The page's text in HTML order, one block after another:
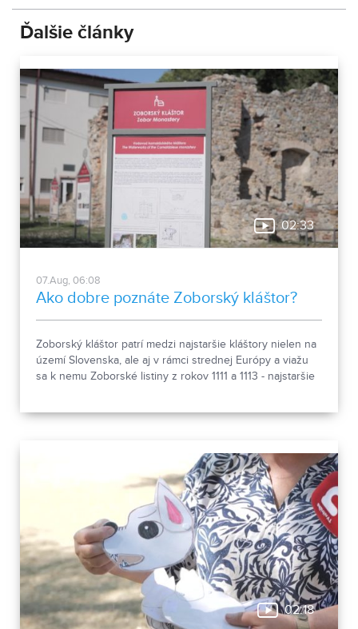
Ďalšie články
02:33
07.Aug, 06:08
Ako dobre poznáte Zoborský kláštor?
Zoborský kláštor patrí medzi najstaršie kláštory nielen na
území Slovenska, ale aj v rámci strednej Európy a viažu
sa k nemu Zoborské listiny z rokov 1111 a 1113 - najstaršie
02:18